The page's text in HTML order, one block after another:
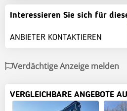
Interessieren Sie sich für
ANBIETER KONTAKTIEREN
Verdächtige Anzeige melden
VERGLEICHBARE ANGEBOTE